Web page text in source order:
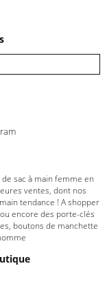
sac à main femme en
ventes, dont nos
tendance ! A shopper
encore des porte-clés
boutons de manchette